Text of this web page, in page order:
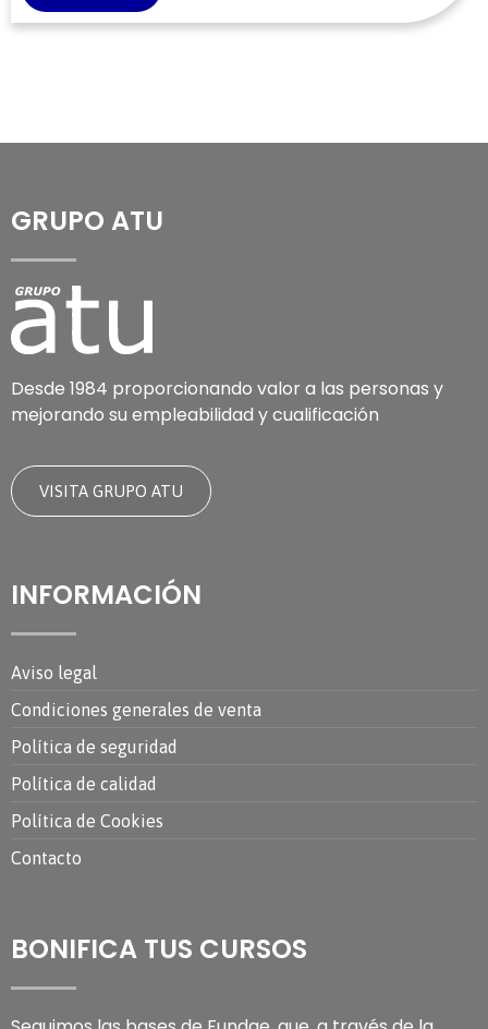
GRUPO ATU
Desde 1984 proporcionando valor a las personas y
mejorando su empleabilidad y cualificación
VISITA GRUPO ATU
INFORMACIÓN
Aviso legal
Condiciones generales de venta
Política de seguridad
Política de calidad
Política de Cookies
Contacto
BONIFICA TUS CURSOS